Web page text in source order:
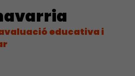
educativa i